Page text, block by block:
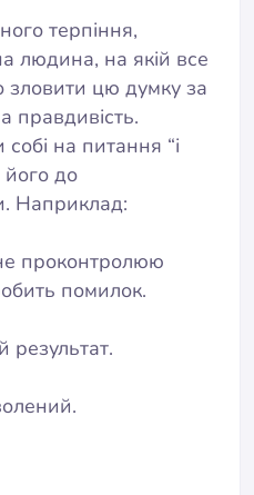
терпіння,
людина, на якій все
цю думку за
правдивість.
на питання “і
до
Наприклад:
проконтролюю
помилок.
результат.